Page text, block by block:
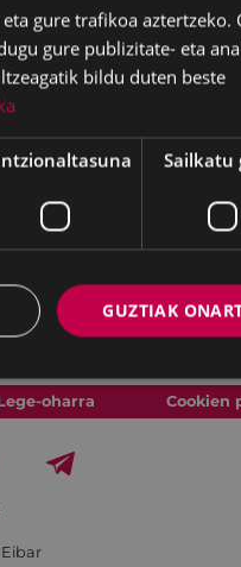
oharra Cookien
gure trafikoa aztertzeko.
gure publizitate- eta
bildu duten beste
Sailkatu
GUZTIAK